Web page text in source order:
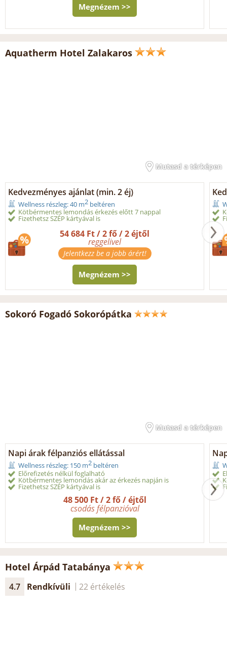
Megnézem >>
Aquatherm Hotel Zalakaros
Mutasd a térképen
Kedvezményes ajánlat (min. 2 éj)
Wellness részleg: 40 m2 beltéren
Kötbérmentes lemondás érkezés előtt 7 nappal
Fizethetsz SZÉP kártyával is
54 684 Ft / 2 fő / 2 éjtől
reggelivel
Jelentkezz be a jobb árért!
Megnézem >>
Sokoró Fogadó Sokorópátka
Mutasd a térképen
Napi árak félpanziós ellátással
Wellness részleg: 150 m2 beltéren
Előrefizetés nélkül foglalható
Kötbérmentes lemondás akár az érkezés napján is
Fizethetsz SZÉP kártyával is
48 500 Ft / 2 fő / éjtől
csodás félpanzióval
Megnézem >>
Hotel Árpád Tatabánya
4.7 Rendkívüli 22 értékelés